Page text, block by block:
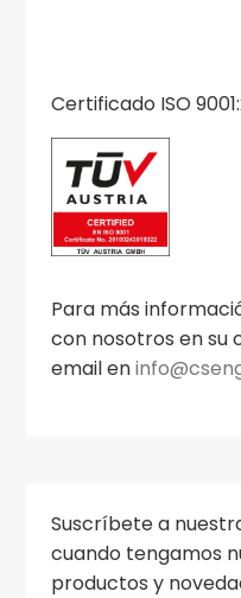
Certificado ISO
Para más
con nosotros en su
email en
Suscríbete a
cuando tengamos
productos y